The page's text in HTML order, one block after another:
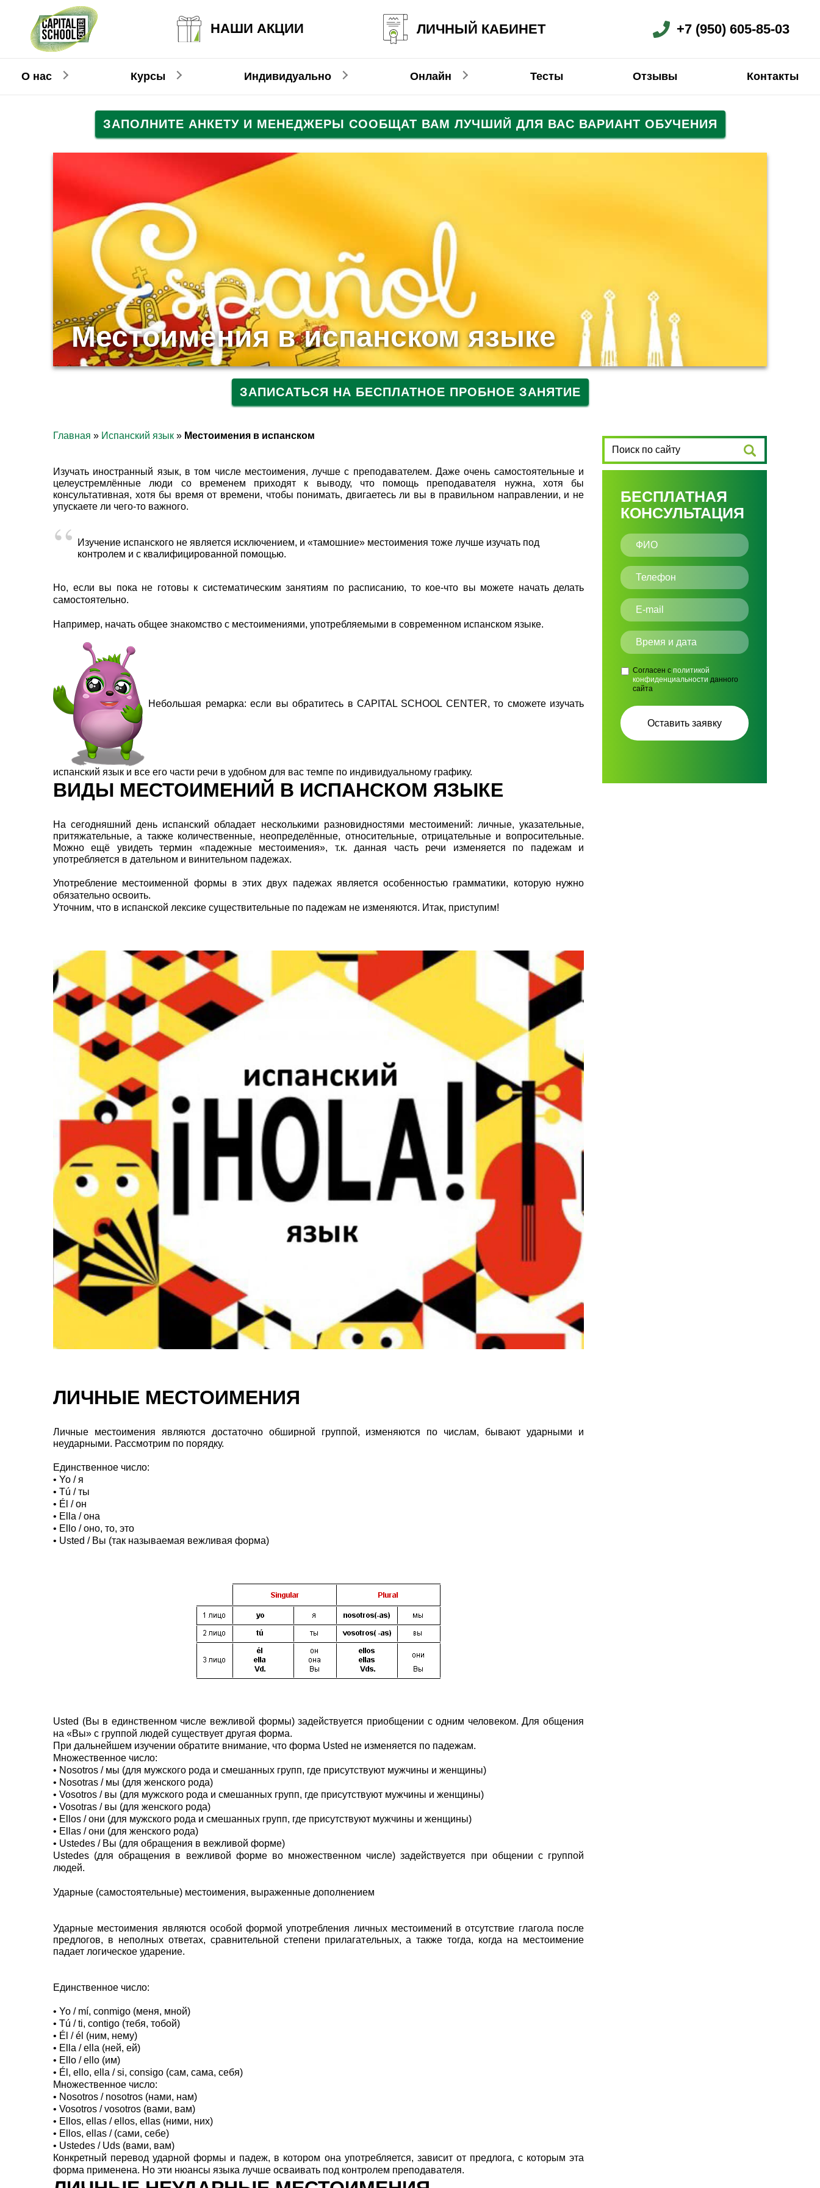
НАШИ АКЦИИ ЛИЧНЫЙ КАБИНЕТ +7 (950) 605-85-03
О нас Курсы Индивидуально Онлайн Тесты Отзывы Контакты
ЗАПОЛНИТЕ АНКЕТУ И МЕНЕДЖЕРЫ СООБЩАТ ВАМ ЛУЧШИЙ ДЛЯ ВАС ВАРИАНТ ОБУЧЕНИЯ
Местоимения в испанском языке
ЗАПИСАТЬСЯ НА БЕСПЛАТНОЕ ПРОБНОЕ ЗАНЯТИЕ
Главная » Испанский язык » Местоимения в испанском
Изучать иностранный язык, в том числе местоимения, лучше с преподавателем. Даже очень самостоятельные и
целеустремлённые люди со временем приходят к выводу, что помощь преподавателя нужна, хотя бы
консультативная, хотя бы время от времени, чтобы понимать, двигаетесь ли вы в правильном направлении, и не
упускаете ли чего-то важного.
Изучение испанского не является исключением, и «тамошние» местоимения тоже лучше изучать под
контролем и с квалифицированной помощью.
Но, если вы пока не готовы к систематическим занятиям по расписанию, то кое-что вы можете начать делать
самостоятельно.
Например, начать общее знакомство с местоимениями, употребляемыми в современном испанском языке.
Небольшая ремарка: если вы обратитесь в CAPITAL SCHOOL CENTER, то сможете изучать
испанский язык и все его части речи в удобном для вас темпе по индивидуальному графику.
ВИДЫ МЕСТОИМЕНИЙ В ИСПАНСКОМ ЯЗЫКЕ
На сегодняшний день испанский обладает несколькими разновидностями местоимений: личные, указательные,
притяжательные, а также количественные, неопределённые, относительные, отрицательные и вопросительные.
Можно ещё увидеть термин «падежные местоимения», т.к. данная часть речи изменяется по падежам и
употребляется в дательном и винительном падежах.
Употребление местоименной формы в этих двух падежах является особенностью грамматики, которую нужно
обязательно освоить.
Уточним, что в испанской лексике существительные по падежам не изменяются. Итак, приступим!
ЛИЧНЫЕ МЕСТОИМЕНИЯ
Личные местоимения являются достаточно обширной группой, изменяются по числам, бывают ударными и
неударными. Рассмотрим по порядку.
Единственное число:
• Yo / я
• Tú / ты
• Él / он
• Ella / она
• Ello / оно, то, это
• Usted / Вы (так называемая вежливая форма)
Usted (Вы в единственном числе вежливой формы) задействуется приобщении с одним человеком. Для общения
на «Вы» с группой людей существует другая форма.
При дальнейшем изучении обратите внимание, что форма Usted не изменяется по падежам.
Множественное число:
• Nosotros / мы (для мужского рода и смешанных групп, где присутствуют мужчины и женщины)
• Nosotras / мы (для женского рода)
• Vosotros / вы (для мужского рода и смешанных групп, где присутствуют мужчины и женщины)
• Vosotras / вы (для женского рода)
• Ellos / они (для мужского рода и смешанных групп, где присутствуют мужчины и женщины)
• Ellas / они (для женского рода)
• Ustedes / Вы (для обращения в вежливой форме)
Ustedes (для обращения в вежливой форме во множественном числе) задействуется при общении с группой
людей.
Ударные (самостоятельные) местоимения, выраженные дополнением
Ударные местоимения являются особой формой употребления личных местоимений в отсутствие глагола после
предлогов, в неполных ответах, сравнительной степени прилагательных, а также тогда, когда на местоимение
падает логическое ударение.
Единственное число:
• Yo / mí, conmigo (меня, мной)
• Tú / ti, contigo (тебя, тобой)
• Él / él (ним, нему)
• Ella / ella (ней, ей)
• Ello / ello (им)
• Él, ello, ella / si, consigo (сам, сама, себя)
Множественное число:
• Nosotros / nosotros (нами, нам)
• Vosotros / vosotros (вами, вам)
• Ellos, ellas / ellos, ellas (ними, них)
• Ellos, ellas / (сами, себе)
• Ustedes / Uds (вами, вам)
Конкретный перевод ударной формы и падеж, в котором она употребляется, зависит от предлога, с которым эта
форма применена. Но эти нюансы языка лучше осваивать под контролем преподавателя.
БЕСПЛАТНАЯ
КОНСУЛЬТАЦИЯ
Согласен с политикой
конфиденциальности данного
сайта